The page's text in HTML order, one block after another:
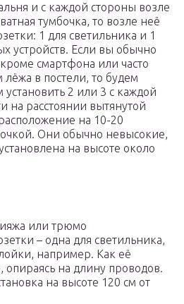
и с каждой стороны возле
тумбочка, то возле неё
1 для светильника и 1
устройств. Если вы обычно
смартфона или часто
лёжа в постели, то будем
2 или 3 с каждой
на расстоянии вытянутой
на 10-20
Они обычно невысокие,
на высоте около
или трюмо
– одна для светильника,
например. Как её
опираясь на длину проводов.
на высоте 120 см от